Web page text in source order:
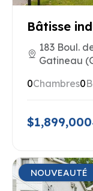
Bâtisse
183 Boul.
Gatineau
0Chambres0
$1,899,000
NOUVEAUTÉ